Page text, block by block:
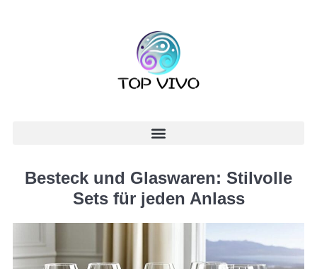
Besteck und Glaswaren: Stilvolle
Sets für jeden Anlass